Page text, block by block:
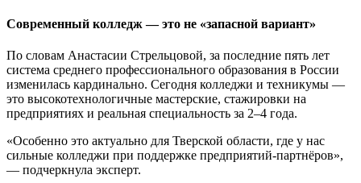
Современный колледж — это не «запасной вариант»
По словам Анастасии Стрельцовой, за последние пять лет
система среднего профессионального образования в России
изменилась кардинально. Сегодня колледжи и техникумы —
это высокотехнологичные мастерские, стажировки на
предприятиях и реальная специальность за 2–4 года.
«Особенно это актуально для Тверской области, где у нас
сильные колледжи при поддержке предприятий-партнёров»,
— подчеркнула эксперт.